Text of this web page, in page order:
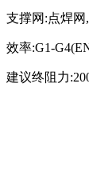
支撑网:点焊网
效率:G1-
建议终阻力